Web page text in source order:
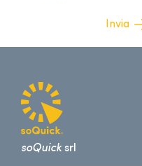
soQuicksrl